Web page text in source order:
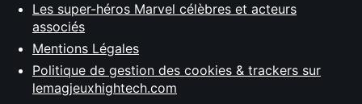
Les super-héros Marvel célèbres et acteurs
associés
Mentions Légales
Politique de gestion des cookies & trackers sur
lemagjeuxhightech.com